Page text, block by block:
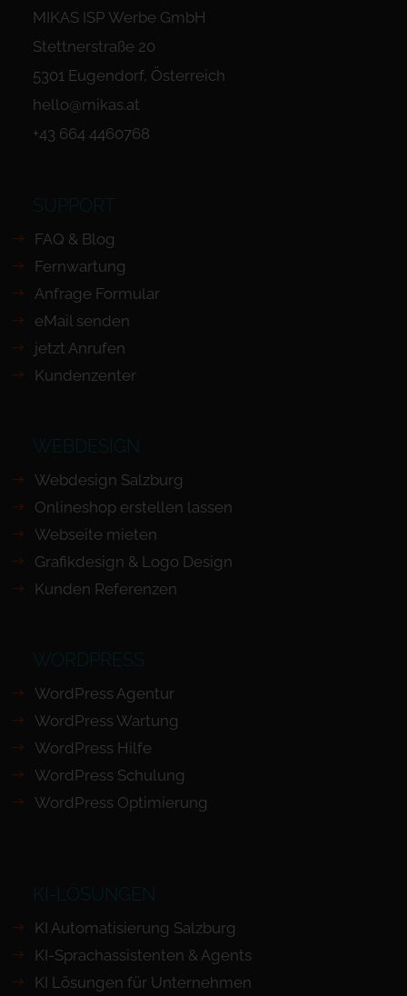
MIKAS ISP Werbe GmbH
Stettnerstraße 20
5301 Eugendorf, Österreich
hello@mikas.at
+43 664 4460768
SUPPORT
FAQ & Blog
Fernwartung
Anfrage Formular
eMail senden
jetzt Anrufen
Kundenzenter
WEBDESIGN
Webdesign Salzburg
Onlineshop erstellen lassen
Webseite mieten
Grafikdesign & Logo Design
Kunden Referenzen
WORDPRESS
WordPress Agentur
WordPress Wartung
WordPress Hilfe
WordPress Schulung
WordPress Optimierung
KI-LÖSUNGEN
KI Automatisierung Salzburg
KI-Sprachassistenten & Agents
KI Lösungen für Unternehmen